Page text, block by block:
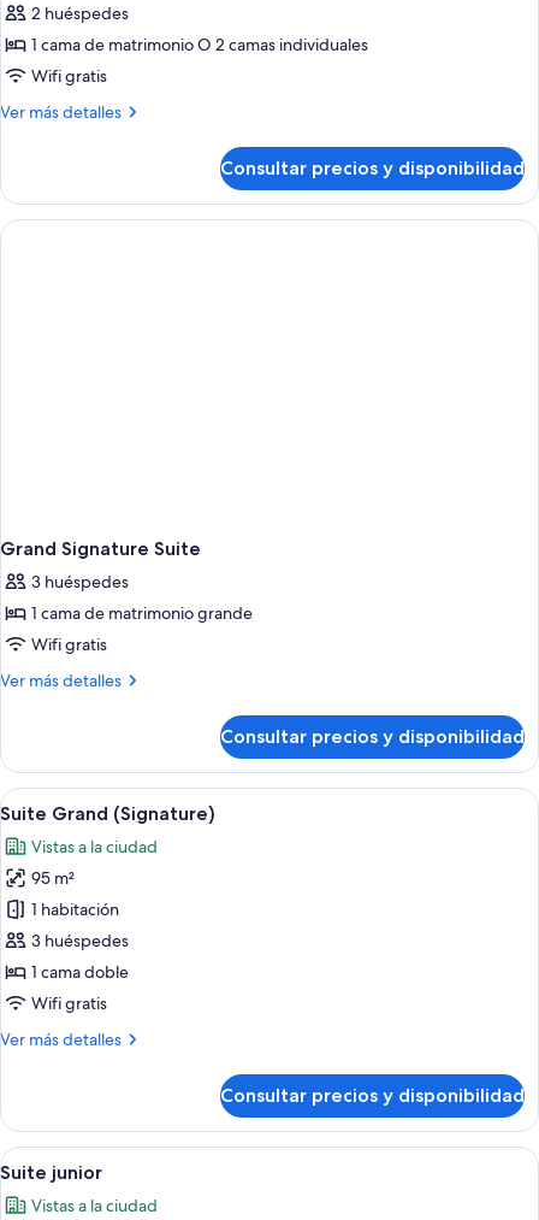
2 huéspedes
1 cama de matrimonio O 2 camas individuales
Wifi gratis
Ver más detalles
Más
Room
with
View
Consultar precios y disponibilidad
Grand Signature Suite
3 huéspedes
1 cama de matrimonio grande
Wifi gratis
Ver más detalles
Más
Signature
Suite
Consultar precios y disponibilidad
Abrir
todas
las
fotos
de
Suite
Grand
(Signature)
Ropa de cama hipoalergénica y
10
Suite Grand (Signature)
Vistas a la ciudad
95 m²
1 habitación
3 huéspedes
1 cama doble
Wifi gratis
Ver más detalles
Más
Grand
(Signature)
Consultar precios y disponibilidad
Abrir
todas
Un dormitorio lujoso con una cama
7
Suite junior
Vistas a la ciudad